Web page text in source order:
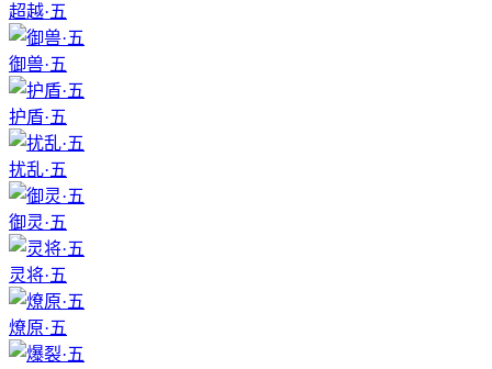
超越·五
御兽·五
护盾·五
扰乱·五
御灵·五
灵将·五
燎原·五